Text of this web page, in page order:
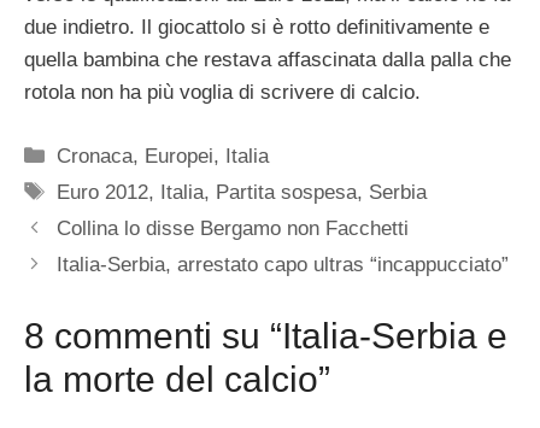
due indietro. Il giocattolo si è rotto definitivamente e
quella bambina che restava affascinata dalla palla che
rotola non ha più voglia di scrivere di calcio.
Categorie
Cronaca, Europei, Italia
Tag
Euro 2012, Italia, Partita sospesa, Serbia
Collina lo disse Bergamo non Facchetti
Italia-Serbia, arrestato capo ultras “incappucciato”
8 commenti su “Italia-Serbia e
la morte del calcio”